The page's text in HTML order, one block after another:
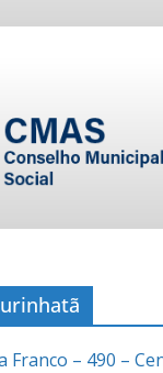
Franco – 490 –